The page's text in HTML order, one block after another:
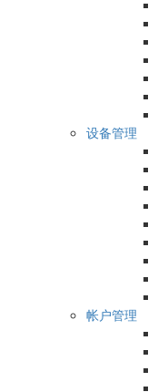
设备管理
帐户管理